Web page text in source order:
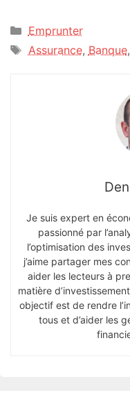
Catégories
Emprunter
Étiquettes
Assurance, Banque,
Je suis expert en
passionné par
l’optimisation des
j’aime partager mes
aider les lecteurs à
matière
objectif est de rendre
tous et d’aider les